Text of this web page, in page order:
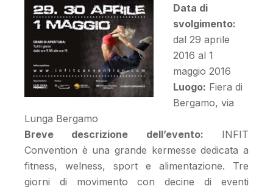
Data di
svolgimento:
dal 29 aprile
2016 al 1
maggio 2016
Luogo: Fiera di
Bergamo, via
Lunga Bergamo
Breve descrizione dell’evento: INFIT
Convention è una grande kermesse dedicata a
fitness, welness, sport e alimentazione. Tre
giorni di movimento con decine di eventi